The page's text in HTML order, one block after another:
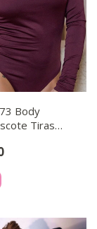
Body
Tiras